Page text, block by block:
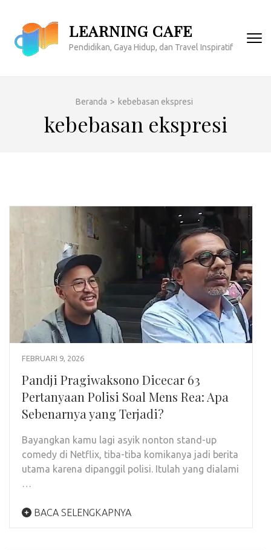
konten
(Tekan
LEARNING CAFE
Pendidikan, Gaya Hidup, dan Travel Inspiratif
Beranda > kebebasan ekspresi
kebebasan ekspresi
FEBRUARI 9, 2026
Pandji Pragiwaksono Dicecar 63
Pertanyaan Polisi Soal Mens Rea: Apa
Sebenarnya yang Terjadi?
Bayangkan kamu lagi asyik nonton stand-up
comedy di Netflix, tiba-tiba komikanya jadi berita
utama karena dipanggil polisi. Itulah yang dialami
BACA SELENGKAPNYA